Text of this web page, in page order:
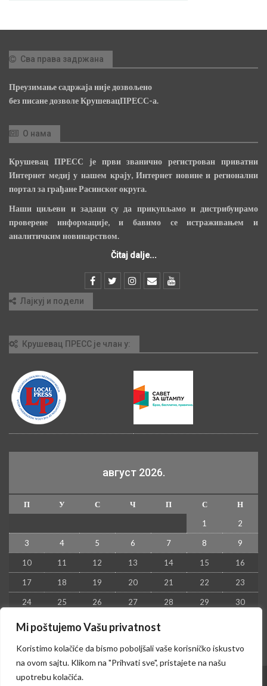
Mi poštujemo Vašu privatnost
Koristimo kolačiće da bismo poboljšali vaše korisničko iskustvo
na ovom sajtu. Klikom na "Prihvati sve", pristajete na našu
upotrebu kolačića.
Сва права задржана
Преузимање садржаја није дозвољено
без писане дозволе КрушевацПРЕСС-а.
О нама
Крушевац ПРЕСС је први званично регистрован приватни
Интернет медиј у нашем крају, Интернет новине и регионални
портал за грађане Расинског округа.
Наши циљеви и задаци су да прикупљамо и дистрибуирамо
проверене информације, и бавимо се истраживањем и
аналитичким новинарством.
Čitaj dalje...
Лајкуј и подели
Крушевац ПРЕСС је члан у:
август 2026.
П У С Ч П С
Н
1
2
3 4 5 6 7 8 9
10 11 12 13 14 15 16
17 18 19 20 21 22 23
24 25 26 27 28 29 30
31